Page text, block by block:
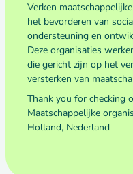
Verken
het bevorderen van
ondersteuning en
Deze organisaties
die gericht zijn op het
versterken van
Thank you for checking
Maatschappelijke
Holland, Nederland